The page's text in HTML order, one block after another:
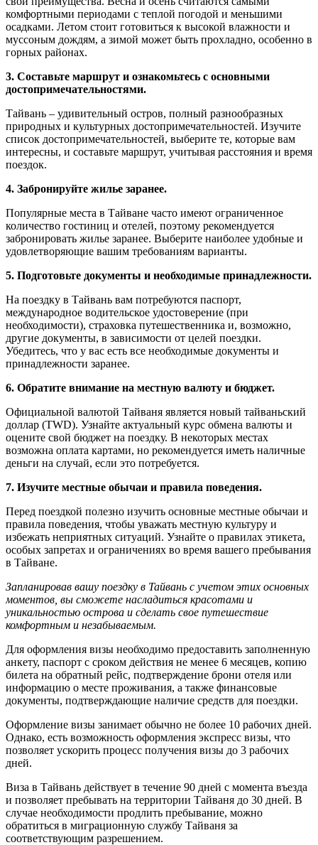
комфортными периодами с теплой погодой и меньшими
осадками. Летом стоит готовиться к высокой влажности и
муссоным дождям, а зимой может быть прохладно, особенно в
горных районах.
3. Составьте маршрут и ознакомьтесь с основными
достопримечательностями.
Тайвань – удивительный остров, полный разнообразных
природных и культурных достопримечательностей. Изучите
список достопримечательностей, выберите те, которые вам
интересны, и составьте маршрут, учитывая расстояния и время
поездок.
4. Забронируйте жилье заранее.
Популярные места в Тайване часто имеют ограниченное
количество гостиниц и отелей, поэтому рекомендуется
забронировать жилье заранее. Выберите наиболее удобные и
удовлетворяющие вашим требованиям варианты.
5. Подготовьте документы и необходимые принадлежности.
На поездку в Тайвань вам потребуются паспорт,
международное водительское удостоверение (при
необходимости), страховка путешественника и, возможно,
другие документы, в зависимости от целей поездки.
Убедитесь, что у вас есть все необходимые документы и
принадлежности заранее.
6. Обратите внимание на местную валюту и бюджет.
Официальной валютой Тайваня является новый тайваньский
доллар (TWD). Узнайте актуальный курс обмена валюты и
оцените свой бюджет на поездку. В некоторых местах
возможна оплата картами, но рекомендуется иметь наличные
деньги на случай, если это потребуется.
7. Изучите местные обычаи и правила поведения.
Перед поездкой полезно изучить основные местные обычаи и
правила поведения, чтобы уважать местную культуру и
избежать неприятных ситуаций. Узнайте о правилах этикета,
особых запретах и ограничениях во время вашего пребывания
в Тайване.
Запланировав вашу поездку в Тайвань с учетом этих основных
моментов, вы сможете насладиться красотами и
уникальностью острова и сделать свое путешествие
комфортным и незабываемым.
Для оформления визы необходимо предоставить заполненную
анкету, паспорт с сроком действия не менее 6 месяцев, копию
билета на обратный рейс, подтверждение брони отеля или
информацию о месте проживания, а также финансовые
документы, подтверждающие наличие средств для поездки.
Оформление визы занимает обычно не более 10 рабочих дней.
Однако, есть возможность оформления экспресс визы, что
позволяет ускорить процесс получения визы до 3 рабочих
дней.
Виза в Тайвань действует в течение 90 дней с момента въезда
и позволяет пребывать на территории Тайваня до 30 дней. В
случае необходимости продлить пребывание, можно
обратиться в миграционную службу Тайваня за
соответствующим разрешением.